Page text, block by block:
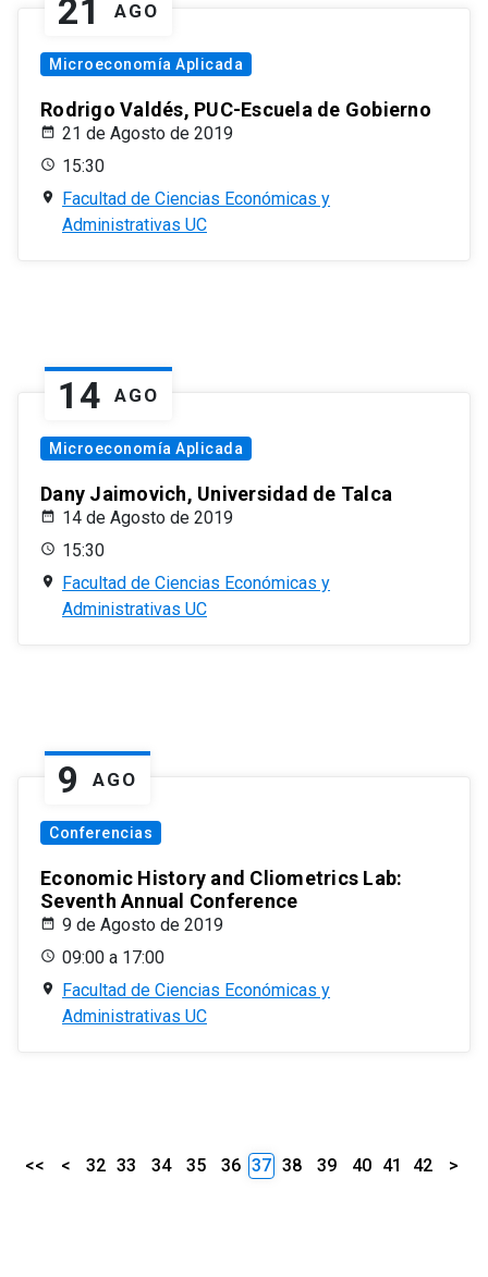
21 AGO
Microeconomía Aplicada
Rodrigo Valdés, PUC-Escuela de Gobierno
21 de Agosto de 2019
15:30
Facultad de Ciencias Económicas y
Administrativas UC
14 AGO
Microeconomía Aplicada
Dany Jaimovich, Universidad de Talca
14 de Agosto de 2019
15:30
Facultad de Ciencias Económicas y
Administrativas UC
9 AGO
Conferencias
Economic History and Cliometrics Lab:
Seventh Annual Conference
9 de Agosto de 2019
09:00 a 17:00
Facultad de Ciencias Económicas y
Administrativas UC
<< < 32 33 34 35 36 37 38 39 40 41 42 >